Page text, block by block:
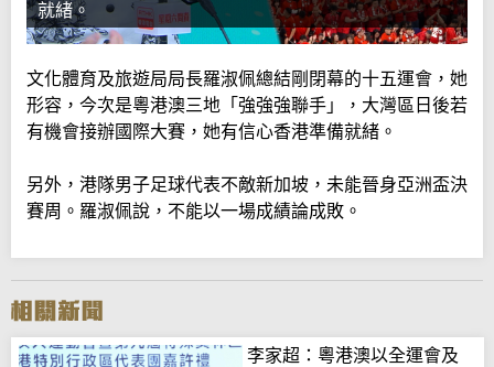
就緒。
文化體育及旅遊局局長羅淑佩總結剛閉幕的十五運會，她
形容，今次是粵港澳三地「強強強聯手」，大灣區日後若
有機會接辦國際大賽，她有信心香港準備就緒。
另外，港隊男子足球代表不敵新加坡，未能晉身亞洲盃決
賽周。羅淑佩說，不能以一場成績論成敗。
李家超：粵港澳以全運會及